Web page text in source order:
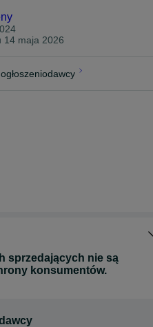
14 maja 2026
sprzedających nie są
konsumentów.